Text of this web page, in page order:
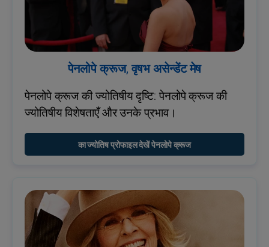
पेनलोपे क्रूज, वृषभ असेन्डेंट मेष
पेनलोपे क्रूज की ज्योतिषीय दृष्टि: पेनलोपे क्रूज की
ज्योतिषीय विशेषताएँ और उनके प्रभाव।
का ज्योतिष प्रोफाइल देखें पेनलोपे क्रूज